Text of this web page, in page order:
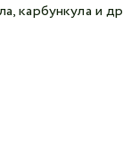
карбункула и